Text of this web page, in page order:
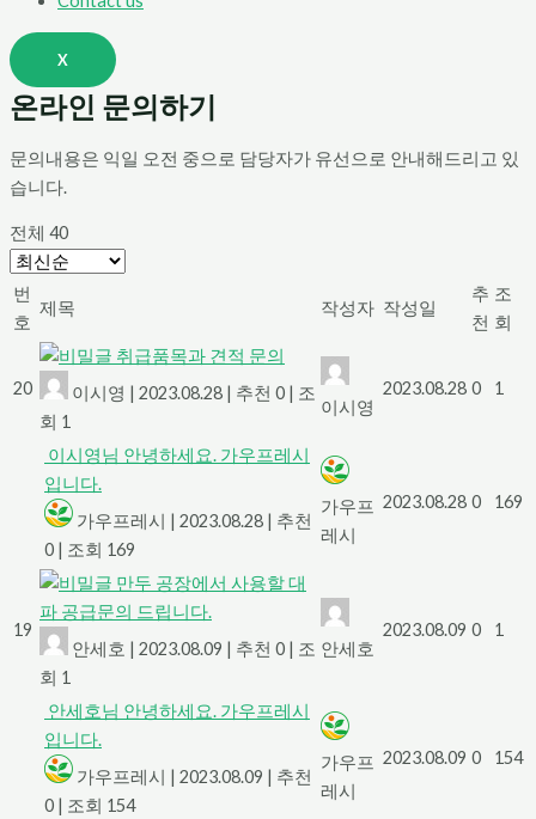
X
온라인 문의하기
문의내용은 익일 오전 중으로 담당자가 유선으로 안내해드리고 있
습니다.
전체 40
번
호
제목 작성자 작성일
추
천
조
회
20
취급품목과 견적 문의
이시영 | 2023.08.28 | 추천 0 | 조
회 1
이시영
2023.08.28 0 1
이시영님 안녕하세요. 가우프레시
입니다.
가우프레시 | 2023.08.28 | 추천
0 | 조회 169
가우프
레시
2023.08.28 0 169
19
만두 공장에서 사용할 대
파 공급문의 드립니다.
안세호 | 2023.08.09 | 추천 0 | 조
회 1
안세호
2023.08.09 0 1
안세호님 안녕하세요. 가우프레시
입니다.
가우프레시 | 2023.08.09 | 추천
0 | 조회 154
가우프
레시
2023.08.09 0 154